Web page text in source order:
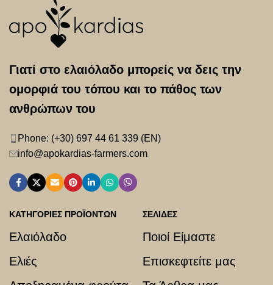
Γιατί στο ελαιόλαδο μπορείς να δεις την
ομορφιά του τόπου και το πάθος των
ανθρώπων του
Phone: (+30) 697 44 61 339 (EN)
info@apokardias-farmers.com
ΚΑΤΗΓΟΡΙΕΣ ΠΡΟΪΟΝΤΩΝ
Ελαιόλαδο
Ελιές
ΣΕΛΙΔΕΣ
Ποιοί Είμαστε
Επισκεφτείτε μας